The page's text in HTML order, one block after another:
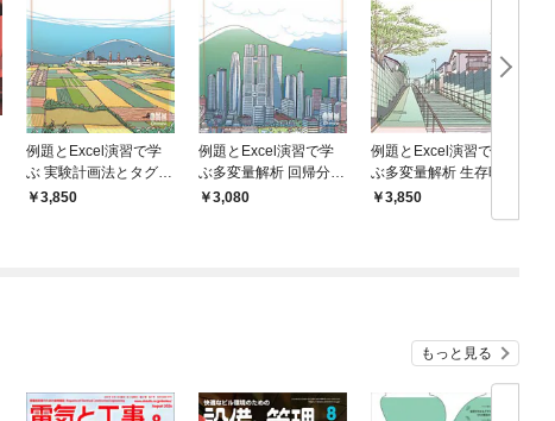
例題とExcel演習で学
ぶ 実験計画法とタグチ
メソッド
3,850
例題とExcel演習で学
ぶ多変量解析 回帰分
析・判別分析・コンジ
3,080
例題とExcel演習で学
ぶ多変量解析 生存時間
解析・ロジスティック
回帰分析・時系列分析
3,850
もっと見る